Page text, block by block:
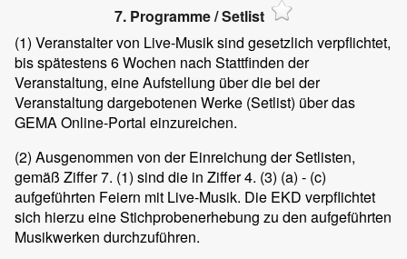
7. Programme / Setlist
(1) Veranstalter von Live-Musik sind gesetzlich verpflichtet,
bis spätestens 6 Wochen nach Stattfinden der
Veranstaltung, eine Aufstellung über die bei der
Veranstaltung dargebotenen Werke (Setlist) über das
GEMA Online-Portal einzureichen.
(2) Ausgenommen von der Einreichung der Setlisten,
gemäß Ziffer 7. (1) sind die in Ziffer 4. (3) (a) - (c)
aufgeführten Feiern mit Live-Musik. Die EKD verpflichtet
sich hierzu eine Stichprobenerhebung zu den aufgeführten
Musikwerken durchzuführen.